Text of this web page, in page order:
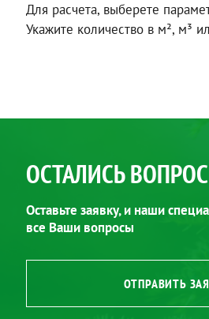
Для расчета, выберете
Укажите количество в м², м³
ОСТАЛИСЬ
Оставьте заявку, и наши
все Ваши вопросы
ОТПРАВИТЬ